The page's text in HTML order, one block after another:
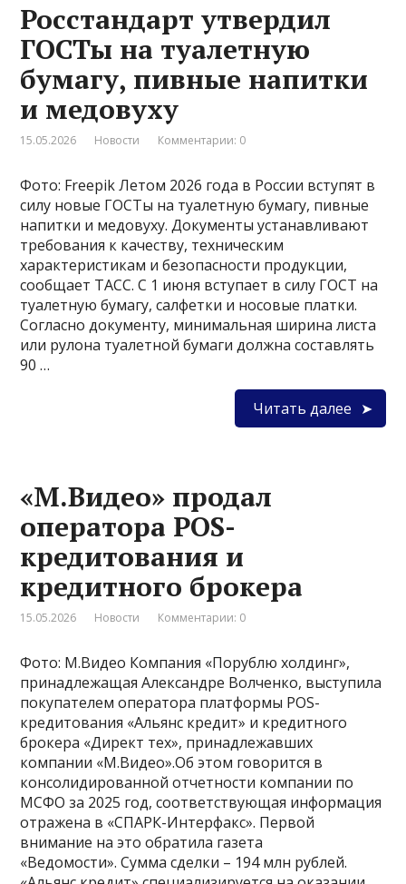
Росстандарт утвердил
ГОСТы на туалетную
бумагу, пивные напитки
и медовуху
15.05.2026 Новости Комментарии: 0
Фото: Freepik Летом 2026 года в России вступят в
силу новые ГОСТы на туалетную бумагу, пивные
напитки и медовуху. Документы устанавливают
требования к качеству, техническим
характеристикам и безопасности продукции,
сообщает ТАСС. С 1 июня вступает в силу ГОСТ на
туалетную бумагу, салфетки и носовые платки.
Согласно документу, минимальная ширина листа
или рулона туалетной бумаги должна составлять
90 …
Читать далее
«М.Видео» продал
оператора POS-
кредитования и
кредитного брокера
15.05.2026 Новости Комментарии: 0
Фото: М.Видео Компания «Порублю холдинг»,
принадлежащая Александре Волченко, выступила
покупателем оператора платформы POS-
кредитования «Альянс кредит» и кредитного
брокера «Директ тех», принадлежавших
компании «М.Видео».Об этом говорится в
консолидированной отчетности компании по
МСФО за 2025 год, соответствующая информация
отражена в «СПАРК-Интерфакс». Первой
внимание на это обратила газета
«Ведомости». Сумма сделки – 194 млн рублей.